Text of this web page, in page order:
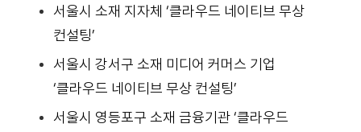
서울시 소재 지자체 ‘클라우드 네이티브 무상
컨설팅’
서울시 강서구 소재 미디어 커머스 기업
‘클라우드 네이티브 무상 컨설팅’
서울시 영등포구 소재 금융기관 ‘클라우드